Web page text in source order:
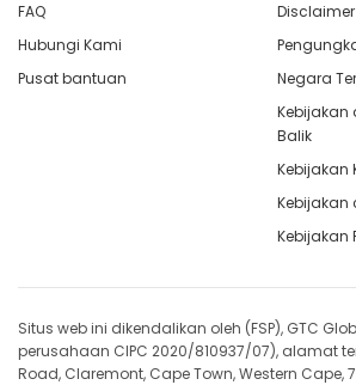
in points
EURCZK in points
in points
in points
in points
EURHUF
EURILS in points
FAQ
Hubungi Kami
Pusat bantuan
Negara
Kebijakan
Balik
Kebijakan
Kebijakan
Kebijakan
Situs web ini dikendalikan oleh (FSP), GTC
perusahaan CIPC 2020/810937/07), alamat
Road, Claremont, Cape Town, Western Cape,